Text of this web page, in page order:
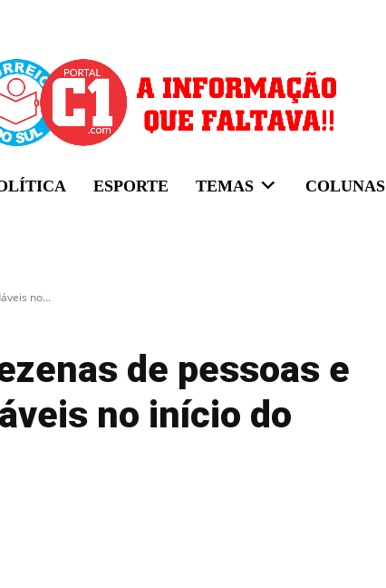
ESPORTE TEMAS COLUNAS
no...
de pessoas e
no início do